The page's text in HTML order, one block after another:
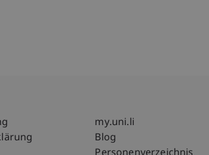
Hinweise
Fußzeile
my.uni.li
Blog